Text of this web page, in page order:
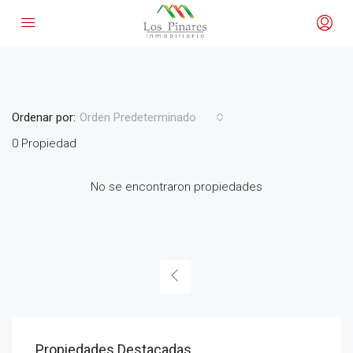
0 Propiedad
Ordenar por: Orden Predeterminado
No se encontraron propiedades
Propiedades Destacadas